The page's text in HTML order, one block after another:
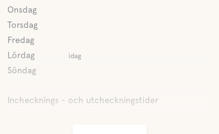
Latrintömning
Färskvatten
Onsdag
Torsdag
Fredag
Lördag
idag
Söndag
Inchecknings - och utcheckningstider